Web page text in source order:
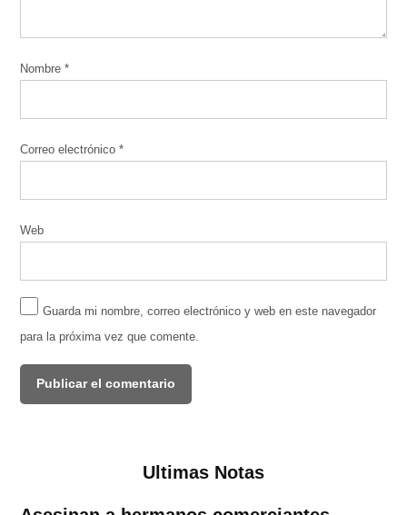
Nombre*
Correo electrónico*
Web
Guarda mi nombre, correo electrónico y web en este navegador
para la próxima vez que comente.
Ultimas Notas